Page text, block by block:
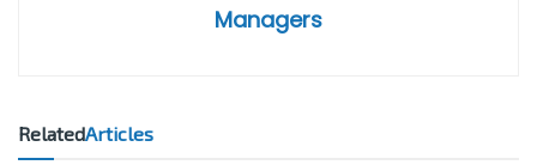
Managers
RelatedArticles